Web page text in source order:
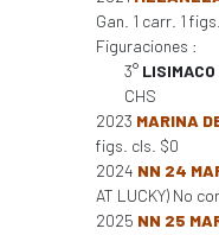
Gan. 1 carr. 1
Figuraciones :
3°
CHS
2023 MARINA
figs. cls. $0
2024 NN 24
AT LUCKY) No
2025 NN 25